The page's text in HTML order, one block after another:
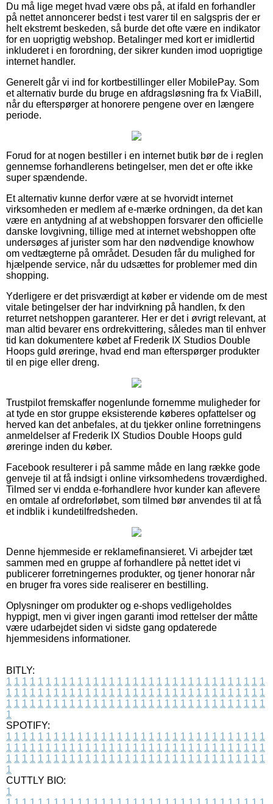
Du må lige meget hvad være obs på, at ifald en forhandler
på nettet annoncerer bedst i test varer til en salgspris der er
helt ekstremt beskeden, så burde det ofte være en indikator
for en uoprigtig webshop. Betalinger med kort er imidlertid
inkluderet i en forordning, der sikrer kunden imod uoprigtige
internet handler.
Generelt går vi ind for kortbestillinger eller MobilePay. Som
et alternativ burde du bruge en afdragsløsning fra fx ViaBill,
når du efterspørger at honorere pengene over en længere
periode.
Forud for at nogen bestiller i en internet butik bør de i reglen
gennemse forhandlerens betingelser, men det er ofte ikke
super spændende.
Et alternativ kunne derfor være at se hvorvidt internet
virksomheden er medlem af e-mærke ordningen, da det kan
være en antydning af at webshoppen forsvarer den officielle
danske lovgivning, tillige med at internet webshoppen ofte
undersøges af jurister som har den nødvendige knowhow
om vedtægterne på området. Desuden får du mulighed for
hjælpende service, når du udsættes for problemer med din
shopping.
Yderligere er det prisværdigt at køber er vidende om de mest
vitale betingelser der har indvirkning på handlen, fx den
returret netshoppen garanterer. Her er det i øvrigt relevant, at
man altid bevarer ens ordrekvittering, således man til enhver
tid kan dokumentere købet af Frederik IX Studios Double
Hoops guld øreringe, hvad end man efterspørger produkter
til en pige eller dreng.
Trustpilot fremskaffer nogenlunde fornemme muligheder for
at tyde en stor gruppe eksisterende køberes opfattelser og
herved kan det anbefales, at du tjekker online forretningens
anmeldelser af Frederik IX Studios Double Hoops guld
øreringe inden du køber.
Facebook resulterer i på samme måde en lang række gode
genveje til at få indsigt i online virksomhedens troværdighed.
Tilmed ser vi endda e-forhandlere hvor kunder kan aflevere
en omtale af ordreforløbet, som tilmed bør anvendes til at få
et indblik i kundetilfredsheden.
Denne hjemmeside er reklamefinansieret. Vi arbejder tæt
sammen med en gruppe af forhandlere på nettet idet vi
publicerer forretningernes produkter, og tjener honorar når
en bruger fra vores side realiserer en bestilling.
Oplysninger om produkter og e-shops vedligeholdes
hyppigt, men vi giver ingen garanti imod rettelser der måtte
være udarbejdet siden vi sidste gang opdaterede
hjemmesidens informationer.
BITLY:
1 1 1 1 1 1 1 1 1 1 1 1 1 1 1 1 1 1 1 1 1 1 1 1 1 1 1 1 1 1 1 1 1
1 1 1 1 1 1 1 1 1 1 1 1 1 1 1 1 1 1 1 1 1 1 1 1 1 1 1 1 1 1 1 1 1
1 1 1 1 1 1 1 1 1 1 1 1 1 1 1 1 1 1 1 1 1 1 1 1 1 1 1 1 1 1 1 1 1
1
SPOTIFY:
1 1 1 1 1 1 1 1 1 1 1 1 1 1 1 1 1 1 1 1 1 1 1 1 1 1 1 1 1 1 1 1 1
1 1 1 1 1 1 1 1 1 1 1 1 1 1 1 1 1 1 1 1 1 1 1 1 1 1 1 1 1 1 1 1 1
1 1 1 1 1 1 1 1 1 1 1 1 1 1 1 1 1 1 1 1 1 1 1 1 1 1 1 1 1 1 1 1 1
1
CUTTLY BIO:
1